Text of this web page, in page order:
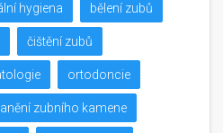
hygiena bělení zubů
čištění zubů
ortodoncie
zubního kamene